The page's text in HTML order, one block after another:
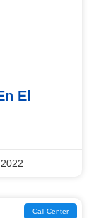
El
Call Center